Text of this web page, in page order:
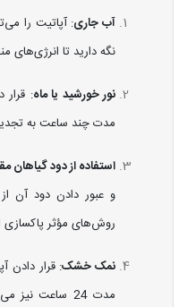
آب جاری: آپاتیت را
نگه دارید تا انرژی‌های
نور خورشید یا ماه: قرار
مدت چند ساعت به
استفاده از دود
و عبور دادن دود آن
روش‌های مؤثر
نمک خشک: قرار
مدت 24 ساعت